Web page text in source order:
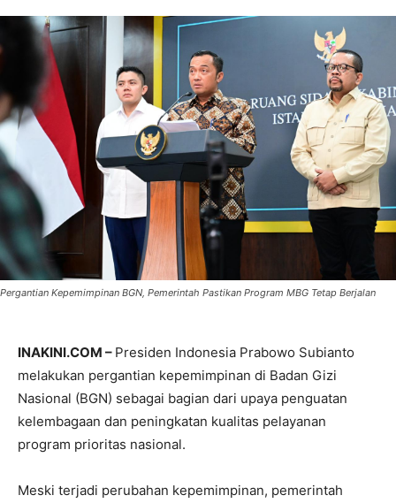
Pergantian Kepemimpinan BGN, Pemerintah Pastikan Program MBG Tetap Berjalan
INAKINI.COM – Presiden Indonesia Prabowo Subianto
melakukan pergantian kepemimpinan di Badan Gizi
Nasional (BGN) sebagai bagian dari upaya penguatan
kelembagaan dan peningkatan kualitas pelayanan
program prioritas nasional.
Meski terjadi perubahan kepemimpinan, pemerintah